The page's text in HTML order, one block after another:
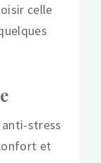
celle
stress
et